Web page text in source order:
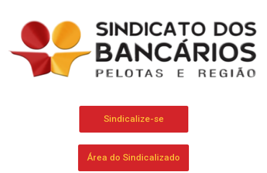
Sindicalize-se
Área do Sindicalizado